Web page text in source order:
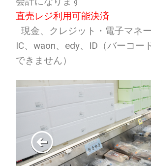
直売レジ利用可能決済
現金、クレジット・電子マネ
IC、waon、edy、ID（バーコー
できません）